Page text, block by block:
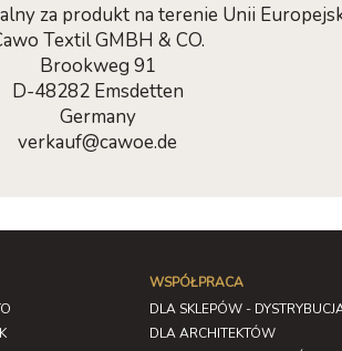
za produkt na terenie Unii
Textil GMBH & CO.
Brookweg 91
D-48282 Emsdetten
Germany
verkauf@cawoe.de
WSPÓŁPRACA
DLA SKLEPÓW -
DLA ARCHITEKTÓW